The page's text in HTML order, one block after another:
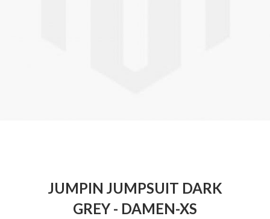
JUMPIN JUMPSUIT DARK
GREY - DAMEN-XS